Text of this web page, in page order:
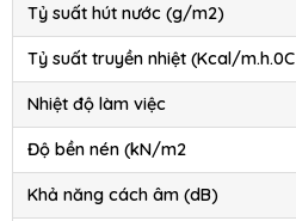
Tỷ suất hút nước (g/m2)
Tỷ suất truyền nhiệt (Kcal/m.h.0C
Nhiệt độ làm việc
Độ bền nén (kN/m2
Khả năng cách âm (dB)